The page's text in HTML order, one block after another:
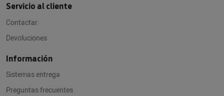
Servicio al cliente
Contactar
Devoluciones
Información
Sistemas entrega
Preguntas frecuentes